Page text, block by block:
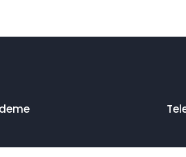
daha pahalı.